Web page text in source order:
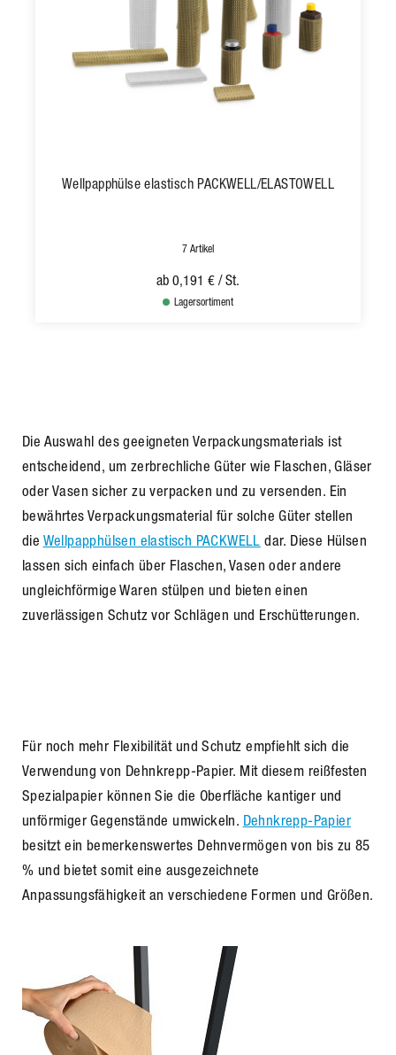
Wellpapphülse elastisch PACKWELL/ELASTOWELL
7 Artikel
ab 0,191 € / St.
Lagersortiment
Die Auswahl des geeigneten Verpackungsmaterials ist
entscheidend, um zerbrechliche Güter wie Flaschen, Gläser
oder Vasen sicher zu verpacken und zu versenden. Ein
bewährtes Verpackungsmaterial für solche Güter stellen
die Wellpapphülsen elastisch PACKWELL dar. Diese Hülsen
lassen sich einfach über Flaschen, Vasen oder andere
ungleichförmige Waren stülpen und bieten einen
zuverlässigen Schutz vor Schlägen und Erschütterungen.
Für noch mehr Flexibilität und Schutz empfiehlt sich die
Verwendung von Dehnkrepp-Papier. Mit diesem reißfesten
Spezialpapier können Sie die Oberfläche kantiger und
unförmiger Gegenstände umwickeln. Dehnkrepp-Papier
besitzt ein bemerkenswertes Dehnvermögen von bis zu 85
% und bietet somit eine ausgezeichnete
Anpassungsfähigkeit an verschiedene Formen und Größen.